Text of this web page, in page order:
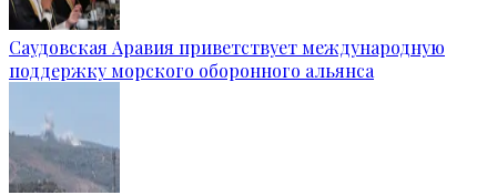
Саудовская Аравия приветствует международную
поддержку морского оборонного альянса